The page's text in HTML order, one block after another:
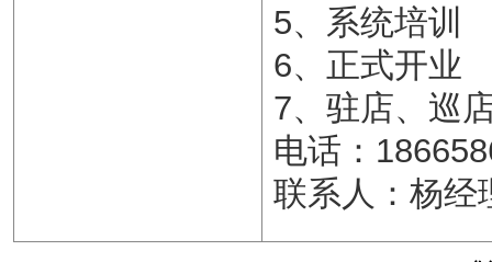
5、系统培训
6、正式开业
7、驻店、巡
电话：
联系人：杨经